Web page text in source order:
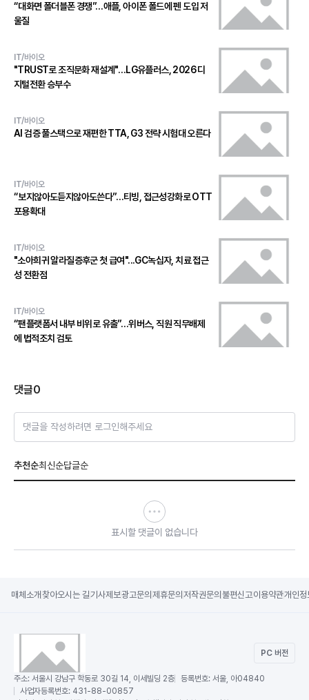
“대화면 폴더블폰 경쟁”…애플, 아이폰 폴드에 펜 도입 저
울질
IT/바이오
"TRUST로 조직문화 재설계"…LG유플러스, 2026 디
지털전환 승부수
IT/바이오
AI 검증 풀스택으로 재편한 TTA, G3 전략 시험대 오른다
IT/바이오
“보지않아도듣지않아도쓴다”…티빙, 접근성강화로 OTT
포용확대
IT/바이오
"소아희귀 알라질증후군 첫 급여"...GC녹십자, 치료 접근
성 전환점
IT/바이오
“팬플랫폼서 내부 비위로 유출”…위버스, 직원 직무배제
에 법적조치 검토
댓글0
댓글을 작성하려면 로그인해주세요
추천순최신순답글순
표시할 댓글이 없습니다
매체소개 찾아오시는 길기사제보광고문의 제휴문의 저작권문의 불편신고이용약관개인정
PC 버전
주소: 서울시 강남구 학동로 30길 14, 이세빌딩 2층 등록번호: 서울, 아04840
사업자등록번호: 431-88-00857